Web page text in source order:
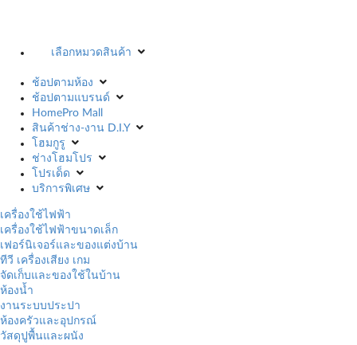
เลือกหมวดสินค้า
ช้อปตามห้อง
ช้อปตามแบรนด์
HomePro Mall
สินค้าช่าง-งาน D.I.Y
โฮมกูรู
ช่างโฮมโปร
โปรเด็ด
บริการพิเศษ
เครื่องใช้ไฟฟ้า
เครื่องใช้ไฟฟ้าขนาดเล็ก
เฟอร์นิเจอร์และของแต่งบ้าน
ทีวี เครื่องเสียง เกม
จัดเก็บและของใช้ในบ้าน
ห้องน้ำ
งานระบบประปา
ห้องครัวและอุปกรณ์
วัสดุปูพื้นและผนัง